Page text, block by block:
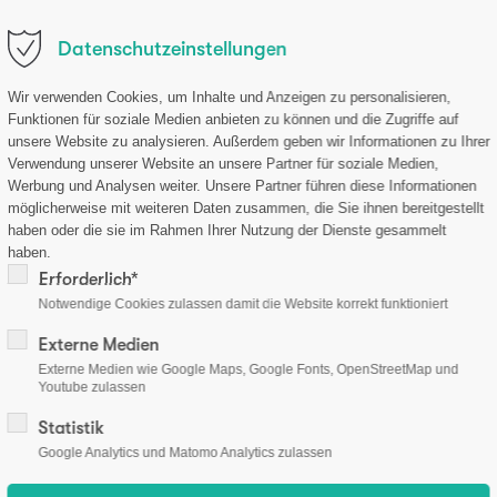
Datenschutz hat für uns einen besonders
Daten möglich. Sofern eine betroffene Person besondere
eine Verarbeitung personenbezogener Daten
keine gesetzliche Grundlage, holen wir generell eine
des Namens, der Anschrift, E-Mail-Adresse oder
in Übereinstimmung mit den geltenden landesspezifischen
Öffentlichkeit über Art, Umfang und Zweck der von uns
Datenschutzeinstellungen
Wir verwenden Cookies, um Inhalte und Anzeigen zu personalisieren,
Funktionen für soziale Medien anbieten zu können und die Zugriffe auf
unsere Website zu analysieren. Außerdem geben wir Informationen zu Ihrer
Verwendung unserer Website an unsere Partner für soziale Medien,
Werbung und Analysen weiter. Unsere Partner führen diese Informationen
möglicherweise mit weiteren Daten zusammen, die Sie ihnen bereitgestellt
haben oder die sie im Rahmen Ihrer Nutzung der Dienste gesammelt
haben.
Erforderlich*
Notwendige Cookies zulassen damit die Website korrekt funktioniert
Externe Medien
Externe Medien wie Google Maps, Google Fonts, OpenStreetMap und
Youtube zulassen
Statistik
Google Analytics und Matomo Analytics zulassen